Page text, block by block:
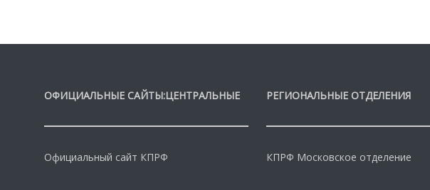
ОФИЦИАЛЬНЫЕ САЙТЫ:ЦЕНТРАЛЬНЫЕ
Официальный сайт КПРФ
РЕГИОНАЛЬНЫЕ ОТДЕЛЕНИЯ
КПРФ Московское отделение